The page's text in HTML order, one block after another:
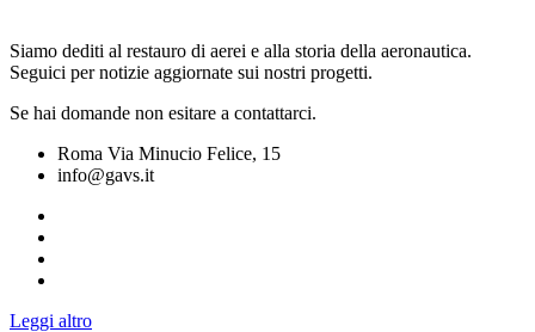
Siamo dediti al restauro di aerei e alla storia della aeronautica.
Seguici per notizie aggiornate sui nostri progetti.
Se hai domande non esitare a contattarci.
Roma Via Minucio Felice, 15
info@gavs.it
Leggi altro